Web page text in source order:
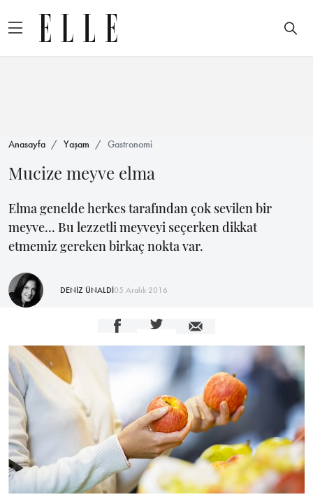
Anasayfa Yaşam Gastronomi
Mucize meyve elma
Elma genelde herkes tarafından çok sevilen bir
meyve... Bu lezzetli meyveyi seçerken dikkat
etmemiz gereken birkaç nokta var.
DENİZ ÜNALDİ05 Aralık 2016